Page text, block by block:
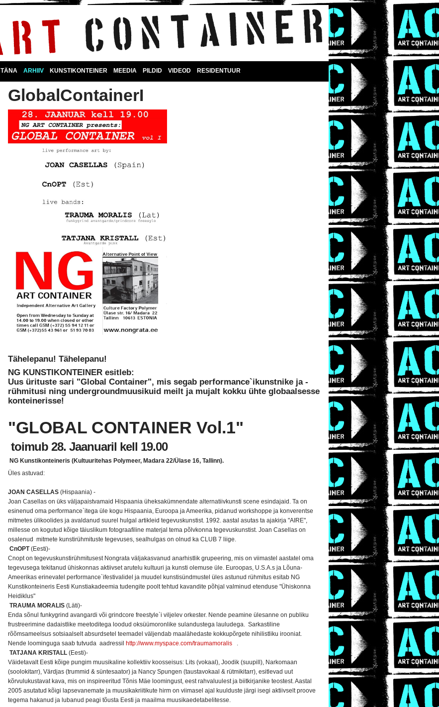
TÄNA ARHIIV KUNSTIKONTEINER MEEDIA PILDID VIDEOD RESIDENTUUR
GlobalContainerI
Tähelepanu! Tähelepanu!
NG KUNSTIKONTEINER esitleb:
Uus ürituste sari "Global Container", mis segab performance`ikunstnike ja -
rühmitusi ning undergroundmuusikuid meilt ja mujalt kokku ühte globaalsesse
konteinerisse!
"GLOBAL CONTAINER Vol.1"
toimub 28. Jaanuaril kell 19.00
NG Kunstikonteineris (Kultuuritehas Polymeer, Madara 22/Ülase 16, Tallinn).
Üles astuvad:
JOAN CASELLAS (Hispaania) -
Joan Casellas on üks väljapaistvamaid Hispaania üheksakümnendate alternatiivkunsti scene esindajaid. Ta on
esinenud oma performance`itega üle kogu Hispaania, Euroopa ja Ameerika, pidanud workshoppe ja konverentse
mitmetes ülikoolides ja avaldanud suurel hulgal artikleid tegevuskunstist. 1992. aastal asutas ta ajakirja "AIRE",
millesse on kogutud kõige täiuslikum fotograafiline materjal tema põlvkonna tegevuskunstist. Joan Casellas on
osalenud mitmete kunstirühmituste tegevuses, sealhulgas on olnud ka CLUB 7 liige.
CnOPT(Eesti)-
Cnopt on tegevuskunstirühmitusest Nongrata väljakasvanud anarhistlik grupeering, mis on viimastel aastatel oma
tegevusega tekitanud ühiskonnas aktiivset arutelu kultuuri ja kunsti olemuse üle. Euroopas, U.S.A.s ja Lõuna-
Ameerikas erinevatel performance`ifestivalidel ja muudel kunstisündmustel üles astunud rühmitus esitab NG
Kunstikonteineris Eesti Kunstiakadeemia tudengite poolt tehtud kavandite põhjal valminud etenduse "Ühiskonna
Heidiklus"
TRAUMA MORALIS (Läti)-
Enda sõnul funkygrind avangardi või grindcore freestyle`i viljelev orkester. Nende peamine ülesanne on publiku
frustreerimine dadaistlike meetoditega loodud oksüümoronlike sulandustega lauludega. Sarkastiline
rõõmsameelsus sotsiaalselt absurdsetel teemadel väljendab maalähedaste kokkupõrgete nihilistliku irooniat.
Nende loominguga saab tutvuda aadressil http://www.myspace.com/traumamoralis
TATJANA KRISTALL (Eesti)-
Väidetavalt Eesti kõige pungim muusikaline kollektiiv koosseisus: Lits (vokaal), Joodik (suupill), Narkomaan
(soolokitarr), Värdjas (trummid & süntesaator) ja Nancy Spungen (taustavokaal & rütmikitarr), esitlevad uut
kõrvulukustavat kava, mis on inspireeritud Tõnis Mäe loomingust, eest rahvaluulest ja biitkirjanike teostest. Aastal
2005 asutatud kõigi lapsevanemate ja muusikakriitikute hirm on viimasel ajal kuulduste järgi isegi aktiivselt proove
tegema hakanud ja lubanud peagi tõusta Eesti ja maailma muusikaedetabelitesse.